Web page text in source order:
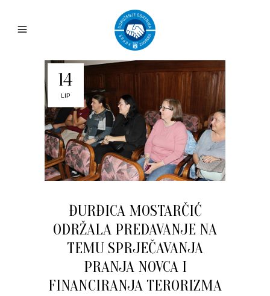
14
LIP
ĐURĐICA MOSTARČIĆ
ODRŽALA PREDAVANJE NA
TEMU SPRJEČAVANJA
PRANJA NOVCA I
FINANCIRANJA TERORIZMA